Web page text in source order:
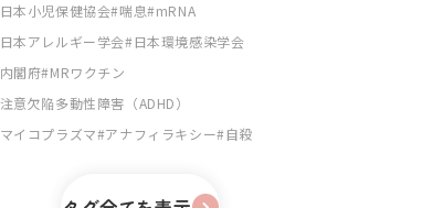
日本小児保健協会 喘息 mRNA
日本アレルギー学会 日本環境感染学会
内閣府 MRワクチン
注意欠陥多動性障害（ADHD）
マイコプラズマ アナフィラキシー 自殺